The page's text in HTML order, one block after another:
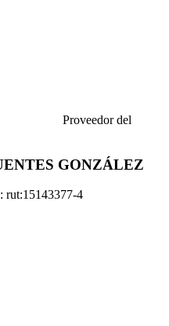
Proveedor del
GONZÁLEZ
rut:15143377-4